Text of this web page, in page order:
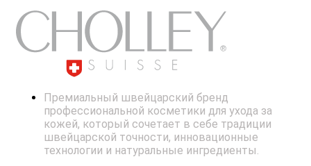
Премиальный швейцарский бренд
профессиональной косметики для ухода за
кожей, который сочетает в себе традиции
швейцарской точности, инновационные
технологии и натуральные ингредиенты.